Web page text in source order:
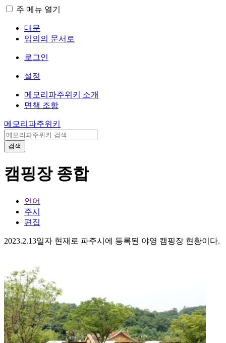
주 메뉴 열기
대문
임의의 문서로
로그인
설정
메모리파주위키 소개
면책 조항
메모리파주위키
검색
캠핑장 종합
언어
주시
편집
2023.2.13일자 현재로 파주시에 등록된 야영 캠핑장 현황이다.